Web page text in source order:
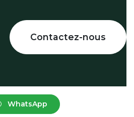
Contactez-nous
WhatsApp